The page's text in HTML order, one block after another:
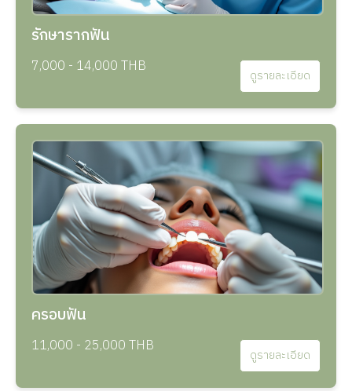
รักษารากฟัน
7,000 - 14,000 THB ดูรายละเอียด
ครอบฟัน
11,000 - 25,000 THB ดูรายละเอียด